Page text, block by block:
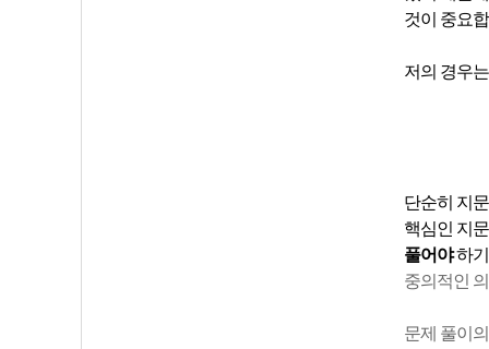
것이 중요
저의 경우
단순히 지
핵심인 지
풀어야하
중의적인
문제 풀이